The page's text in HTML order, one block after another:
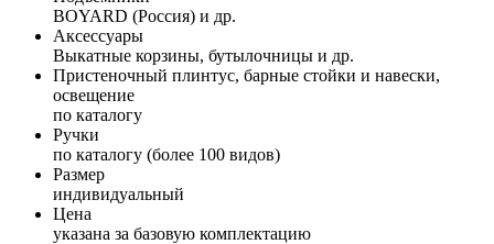
BOYARD (Россия) и др.
Аксессуары
Выкатные корзины, бутылочницы и др.
Пристеночный плинтус, барные стойки и навески,
освещение
по каталогу
Ручки
по каталогу (более 100 видов)
Размер
индивидуальный
Цена
указана за базовую комплектацию